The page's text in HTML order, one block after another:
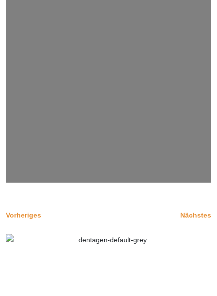
Vorheriges Nächstes